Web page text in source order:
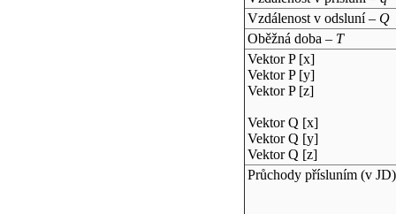
Vzdálenost v odsluní – Q
Oběžná doba – T
Vektor P [x]
Vektor P [y]
Vektor P [z]
Vektor Q [x]
Vektor Q [y]
Vektor Q [z]
Průchody přísluním (v JD)